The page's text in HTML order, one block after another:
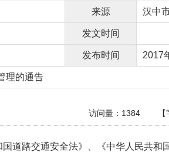
来源 汉中
发文时间
发布时间 2017
理的通告
访问量： 1384
国道路交通安全法》、《中华人民共和